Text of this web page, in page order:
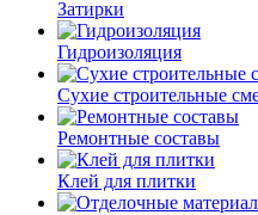
Затирки
Гидроизоляция
Сухие строительные
Ремонтные составы
Клей для плитки